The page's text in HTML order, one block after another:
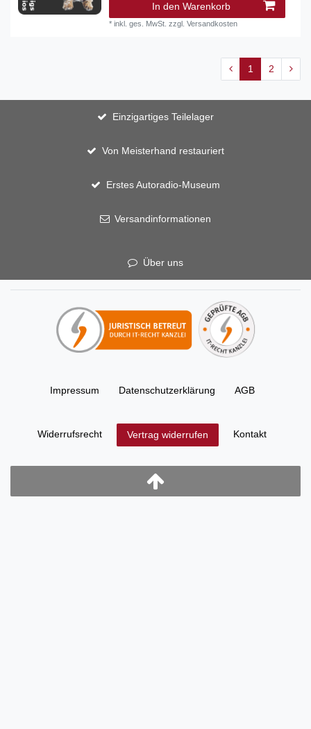
In den Warenkorb
*inkl. ges. MwSt. zzgl.Versandkosten
1 2
Einzigartiges Teilelager
Von Meisterhand restauriert
Erstes Autoradio-Museum
Versandinformationen
Über uns
Impressum Daten­schutz­erklärung AGB
Widerrufs­recht Vertrag widerrufen Kontakt